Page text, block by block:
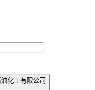
化工有限公司